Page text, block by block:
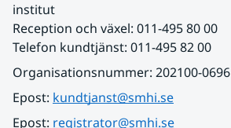
institut
Reception och växel: 011-495 80 00
Telefon kundtjänst: 011-495 82 00
Organisationsnummer: 202100-0696
Epost: kundtjanst@smhi.se
Epost: registrator@smhi.se